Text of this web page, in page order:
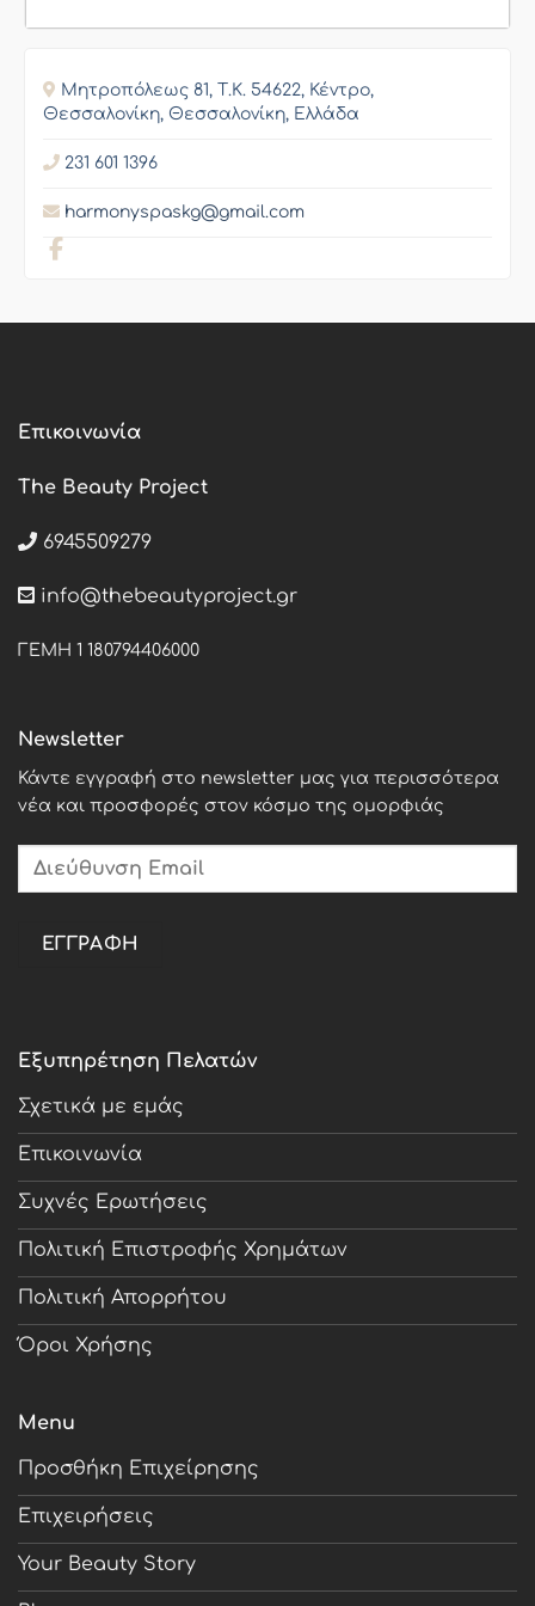
Μητροπόλεως 81, Τ.Κ. 54622, Κέντρο,
Θεσσαλονίκη, Θεσσαλονίκη, Ελλάδα
231 601 1396
harmonyspaskg@gmail.com
Επικοινωνία
The Beauty Project
6945509279
info@thebeautyproject.gr
ΓΕΜΗ 1 180794406000
Εξυπηρέτηση Πελατών
Σχετικά με εμάς
Επικοινωνία
Συχνές Ερωτήσεις
Πολιτική Επιστροφής Χρημάτων
Πολιτική Απορρήτου
Όροι Χρήσης
Menu
Προσθήκη Επιχείρησης
Επιχειρήσεις
Your Beauty Story
Newsletter
Κάντε εγγραφή στο newsletter μας για περισσότερα
νέα και προσφορές στον κόσμο της ομορφιάς